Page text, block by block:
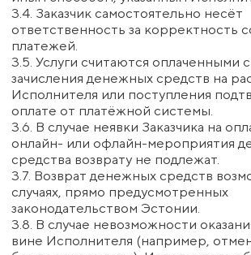
6. Срок действия договора и его расторжение
6.1. Настоящий договор вступает в силу с момента
акцепта (оплаты услуг) Заказчиком и действует до
полного исполнения Сторонами своих
обязательств.
6.2. Заказчик вправе расторгнуть договор, уведомив
Исполнителя в письменной форме не менее чем за
3 (три) рабочих дня до начала оказания услуги.
6.3. В случае расторжения договора по инициативе
Заказчика после начала оказания услуги, уплаченные
денежные средства возврату не подлежат.
6.4. Исполнитель вправе расторгнуть договор в
одностороннем порядке в случае существенного
нарушения Заказчиком условий договора
(например, несанкционированная передача
материалов третьим лицам, нарушение правил
поведения на мероприятиях).
6.5. В случае расторжения договора по инициативе
Исполнителя до начала оказания услуг, уплаченные
Заказчиком денежные средства возвращаются в
полном объёме.